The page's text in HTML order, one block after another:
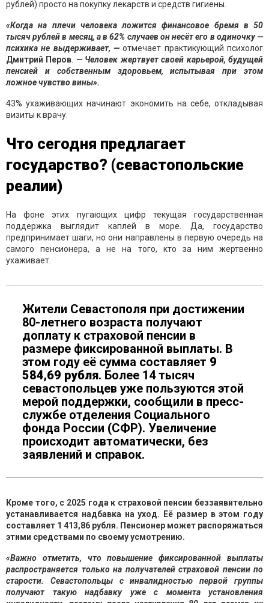
рублей) просто на покупку лекарств и средств гигиены.
«Когда на плечи человека ложится финансовое бремя в 50
тысяч рублей в месяц, а в 62% случаев он несёт его в одиночку —
психика не выдерживает, —отмечает практикующий психолог
Дмитрий Перов — Человек жертвует своей карьерой, будущей
пенсией и собственным здоровьем, испытывая при этом
ложное чувство вины».
43% ухаживающих начинают экономить на себе, откладывая
визиты к врачу.
Что сегодня предлагает
государство? (севастопольские
реалии)
На фоне этих пугающих цифр текущая государственная
поддержка выглядит каплей в море. Да, государство
предпринимает шаги, но они направлены в первую очередь на
самого пенсионера, а не на того, кто за ним жертвенно
ухаживает.
Жители Севастополя при достижении
80-летнего возраста получают
доплату к страховой пенсии в
размере фиксированной выплаты. В
этом году её сумма составляет 9
584,69 рубля. Более 14 тысяч
севастопольцев уже пользуются этой
мерой поддержки, сообщили в пресс-
службе отделения Социального
фонда России (СФР). Увеличение
происходит автоматически, без
заявлений и справок.
Кроме того, с 2025 года к страховой пенсии беззаявительно
устанавливается надбавка на уход. Её размер в этом году
составляет 1 413,86 рубля. Пенсионер может распоряжаться
этими средствами по своему усмотрению.
«Важно отметить, что повышение фиксированной выплаты
распространяется только на получателей страховой пенсии по
старости. Севастопольцы с инвалидностью первой группы
получают такую надбавку уже с момента установления